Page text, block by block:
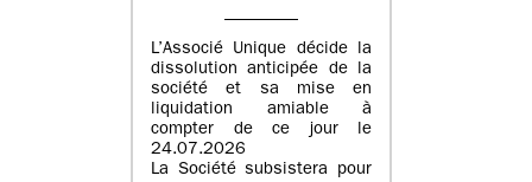
L’Associé Unique décide la
dissolution anticipée de la
société et sa mise en
liquidation amiable à
compter de ce jour le
24.07.2026
La Société subsistera pour